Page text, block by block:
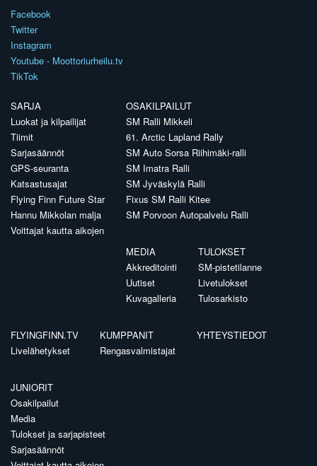
Facebook
Twitter
Instagram
Youtube - Moottoriurheilu.tv
TikTok
SARJA
Luokat ja kilpailijat
Tiimit
Sarjasäännöt
GPS-seuranta
Katsastusajat
Flying Finn Future Star
Hannu Mikkolan malja
Voittajat kautta aikojen
OSAKILPAILUT
SM Ralli Mikkeli
61. Arctic Lapland Rally
SM Auto Sorsa Riihimäki-ralli
SM Imatra Ralli
SM Jyväskylä Ralli
Fixus SM Ralli Kitee
SM Porvoon Autopalvelu Ralli
MEDIA
Akkreditointi
Uutiset
Kuvagalleria
TULOKSET
SM-pistetilanne
Livetulokset
Tulosarkisto
FLYINGFINN.TV
Livelähetykset
KUMPPANIT
Rengasvalmistajat
YHTEYSTIEDOT
JUNIORIT
Osakilpailut
Media
Tulokset ja sarjapisteet
Sarjasäännöt